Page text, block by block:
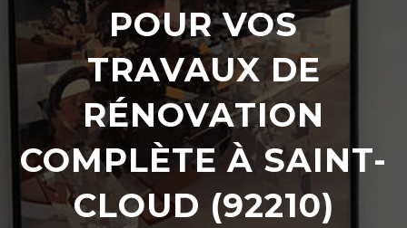
POUR VOS
TRAVAUX DE
RÉNOVATION
COMPLÈTE À SAINT-
CLOUD (92210)